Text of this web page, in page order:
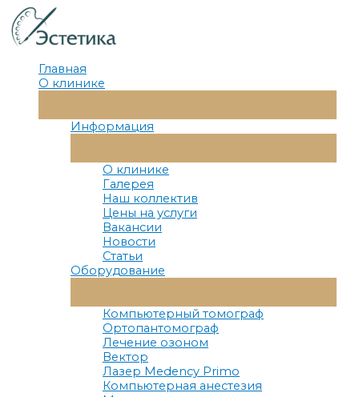
Перейти
к
содержимому
Главная
О клинике
Меню
Информация
Меню
О клинике
Галерея
Наш коллектив
Цены на услуги
Вакансии
Новости
Статьи
Оборудование
Меню
Компьютерный томограф
Ортопантомограф
Лечение озоном
Вектор
Лазер Medency Primo
Компьютерная анестезия